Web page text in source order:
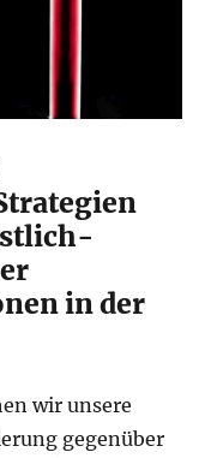
in der
wir unsere
gegenüber